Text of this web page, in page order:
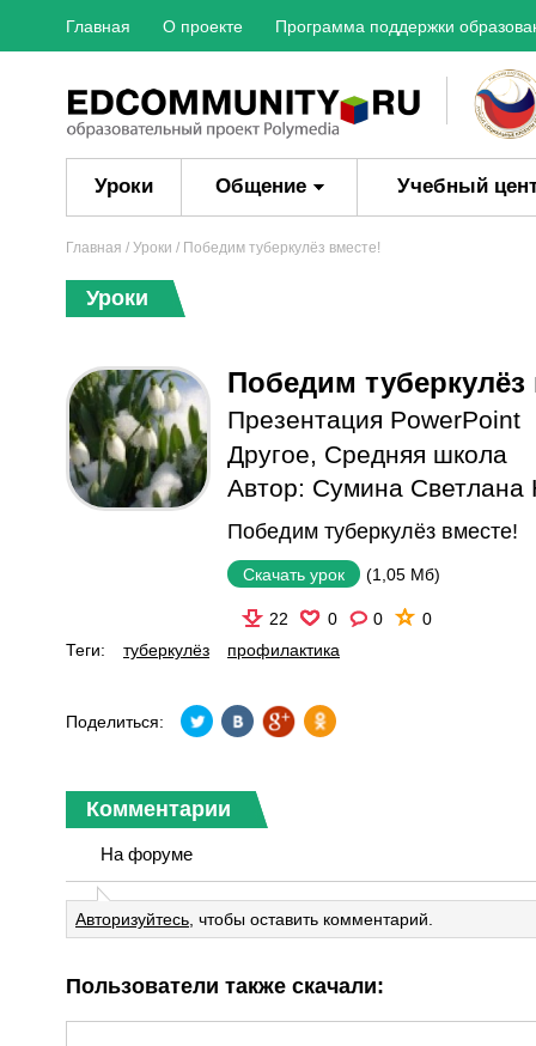
Главная О проекте Программа поддержки
Уроки Общение Учебный
Главная / Уроки / Победим туберкулёз вместе!
Уроки
Победим туберкулёз
Презентация PowerPoint
Другое, Средняя школа
Автор: Сумина Светлана
Победим туберкулёз вместе!
Скачать урок (1,05 Мб)
22 0 0
0
Теги:
туберкулёз профилактика
Поделиться:
Комментарии
На форуме
Авторизуйтесь , чтобы оставить комментарий.
Пользователи также скачали: